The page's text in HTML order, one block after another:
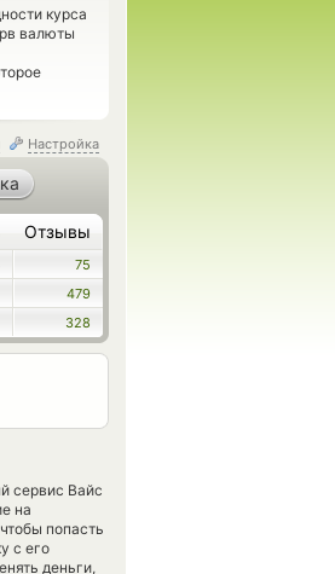
курса
валюты
Настройка
Отзывы
75
479
328
сервис Вайс
на
попасть
с его
деньги,